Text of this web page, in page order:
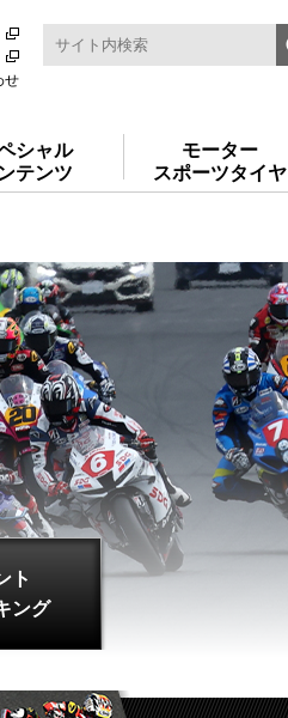
せ
シャル
テンツ
モーター
スポーツタイヤ
ト
ング